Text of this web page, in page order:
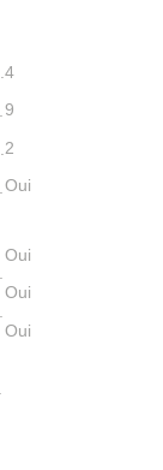
4
9
2
Oui
Oui
Oui
Oui